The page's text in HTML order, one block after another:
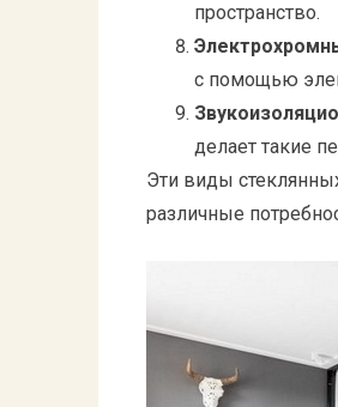
пространство.
с помощью
делает такие
Эти виды
различные